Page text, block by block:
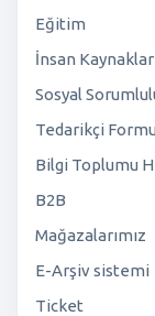
Eğitim
İnsan
Sosyal
Tedarikçi Formu
Bilgi Toplumu
B2B
Mağazalarımız
E-Arşiv sistemi
Ticket